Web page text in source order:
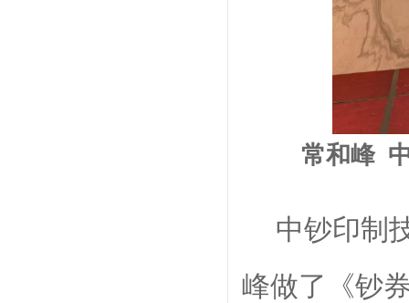
常和峰
中钞印制
峰做了《钞